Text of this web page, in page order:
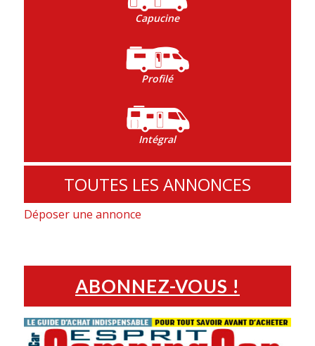
Capucine
Profilé
Intégral
TOUTES LES ANNONCES
Déposer une annonce
ABONNEZ-VOUS !